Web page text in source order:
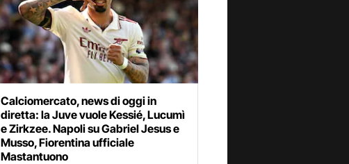
Calciomercato, news di oggi in
diretta: la Juve vuole Kessié, Lucumì
e Zirkzee. Napoli su Gabriel Jesus e
Musso, Fiorentina ufficiale
Mastantuono